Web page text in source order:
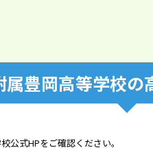
属豊岡高等学校
公式HPをご確認ください。